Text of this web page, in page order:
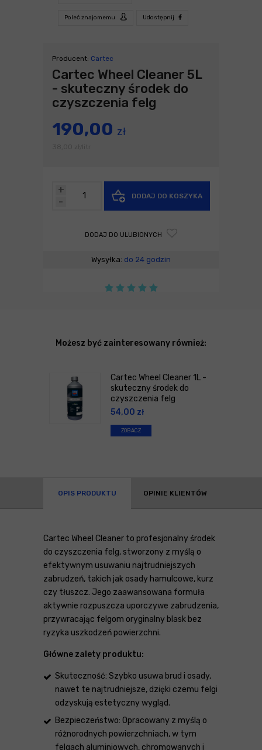
Poleć znajomemu Udostępnij
Producent: Cartec
Cartec Wheel Cleaner 5L
- skuteczny środek do
czyszczenia felg
190,00 zł
-
+
DODAJ DO KOSZYKA
DODAJ DO ULUBIONYCH
Wysyłka: do 24 godzin
Możesz być zainteresowany również:
Cartec Wheel Cleaner 1L -
skuteczny środek do
czyszczenia felg
54,00 zł
ZOBACZ
OPIS PRODUKTU OPINIE KLIENTÓW
Cartec Wheel Cleaner to profesjonalny środek
do czyszczenia felg, stworzony z myślą o
efektywnym usuwaniu najtrudniejszych
zabrudzeń, takich jak osady hamulcowe, kurz
czy tłuszcz. Jego zaawansowana formuła
aktywnie rozpuszcza uporczywe zabrudzenia,
przywracając felgom oryginalny blask bez
ryzyka uszkodzeń powierzchni.
Główne zalety produktu:
Skuteczność: Szybko usuwa brud i osady,
nawet te najtrudniejsze, dzięki czemu felgi
odzyskują estetyczny wygląd.
Bezpieczeństwo: Opracowany z myślą o
różnorodnych powierzchniach, w tym
felgach aluminiowych, chromowanych i